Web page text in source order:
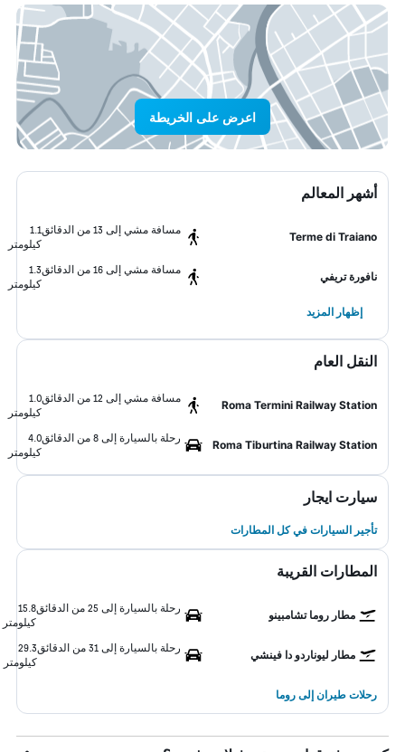
اعرض على الخريطة
أشهر المعالم
Terme di Traiano
مسافة مشي إلى 13 من الدقائق
1.1
كيلومتر
نافورة تريفي
مسافة مشي إلى 16 من الدقائق
1.3
كيلومتر
إظهار المزيد
النقل العام
Roma Termini Railway Station
مسافة مشي إلى 12 من الدقائق
1.0
كيلومتر
Roma Tiburtina Railway Station
رحلة بالسيارة إلى 8 من الدقائق
4.0
كيلومتر
سيارت ايجار
تأجير السيارات في كل المطارات
المطارات القريبة
مطار روما تشامبينو
رحلة بالسيارة إلى 25 من الدقائق
15.8
كيلومتر
مطار ليوناردو دا فينشي
رحلة بالسيارة إلى 31 من الدقائق
29.3
كيلومتر
رحلات طيران إلى روما